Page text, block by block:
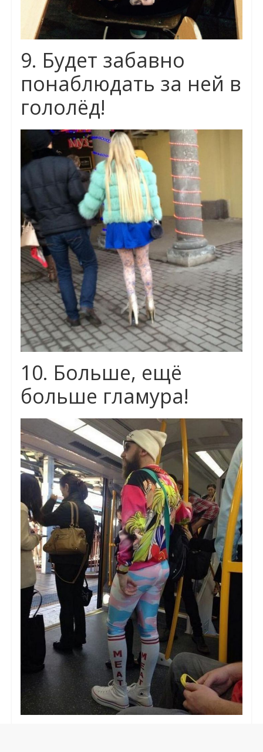
9. Будет забавно
понаблюдать за ней в
гололёд!
10. Больше, ещё
больше гламура!